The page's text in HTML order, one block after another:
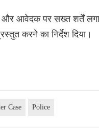
और आवेदक पर सख्त शर्तें
करने का निर्देश दिया।
Case Police